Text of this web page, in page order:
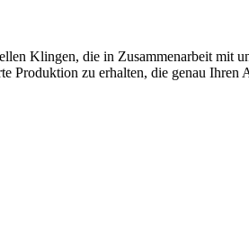
Klingen, die in Zusammenarbeit
Produktion zu erhalten, die genau Ihren